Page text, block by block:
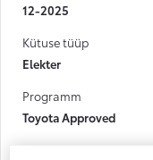
12-2025
Kütuse tüüp
Elekter
Programm
Toyota Approved